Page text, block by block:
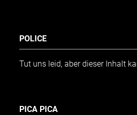
POLICE
Tut uns leid, aber dieser Inhalt
PICA PICA